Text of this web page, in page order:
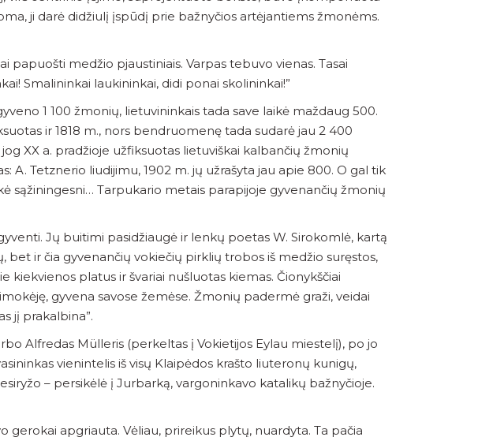
ji darė didžiulį įspūdį prie bažnyčios artėjantiems žmo­nėms.
papuošti medžio pjaustiniais. Varpas tebuvo vienas. Tasai
Smalininkai laukininkai, didi ponai skolininkai!”
1 100 žmonių, lietuvininkais tada save laikė maždaug 500.
ir 1818 m., nors bendruomenę tada sudarė jau 2 400
XX a. pradžioje užfiksuotas lietuviškai kalbančių žmonių
A. Tetznerio liudijimu, 1902 m. jų užrašyta jau apie 800. O gal tik
sąžiningesni… Tarpukario metais parapijoje gyvenančių žmonių
Jų buitimi pasidžiaugė ir lenkų poetas W. Sirokomlė, kartą
bet ir čia gyvenančių vokiečių pirklių trobos iš medžio suręstos,
kiekvienos platus ir švariai nušluotas kiemas. Čionykščiai
gyvena savose žemėse. Žmonių padermė graži, veidai
jį prakalbina”.
Alfredas Mülleris (perkeltas į Vokietijos Eylau miestelį), po jo
vienintelis iš visų Klaipėdos krašto liuteronų kunigų,
– persikėlė į Jurbarką, vargoninkavo katalikų bažnyčioje.
gerokai apgriauta. Vėliau, prireikus plytų, nuardyta. Ta pačia